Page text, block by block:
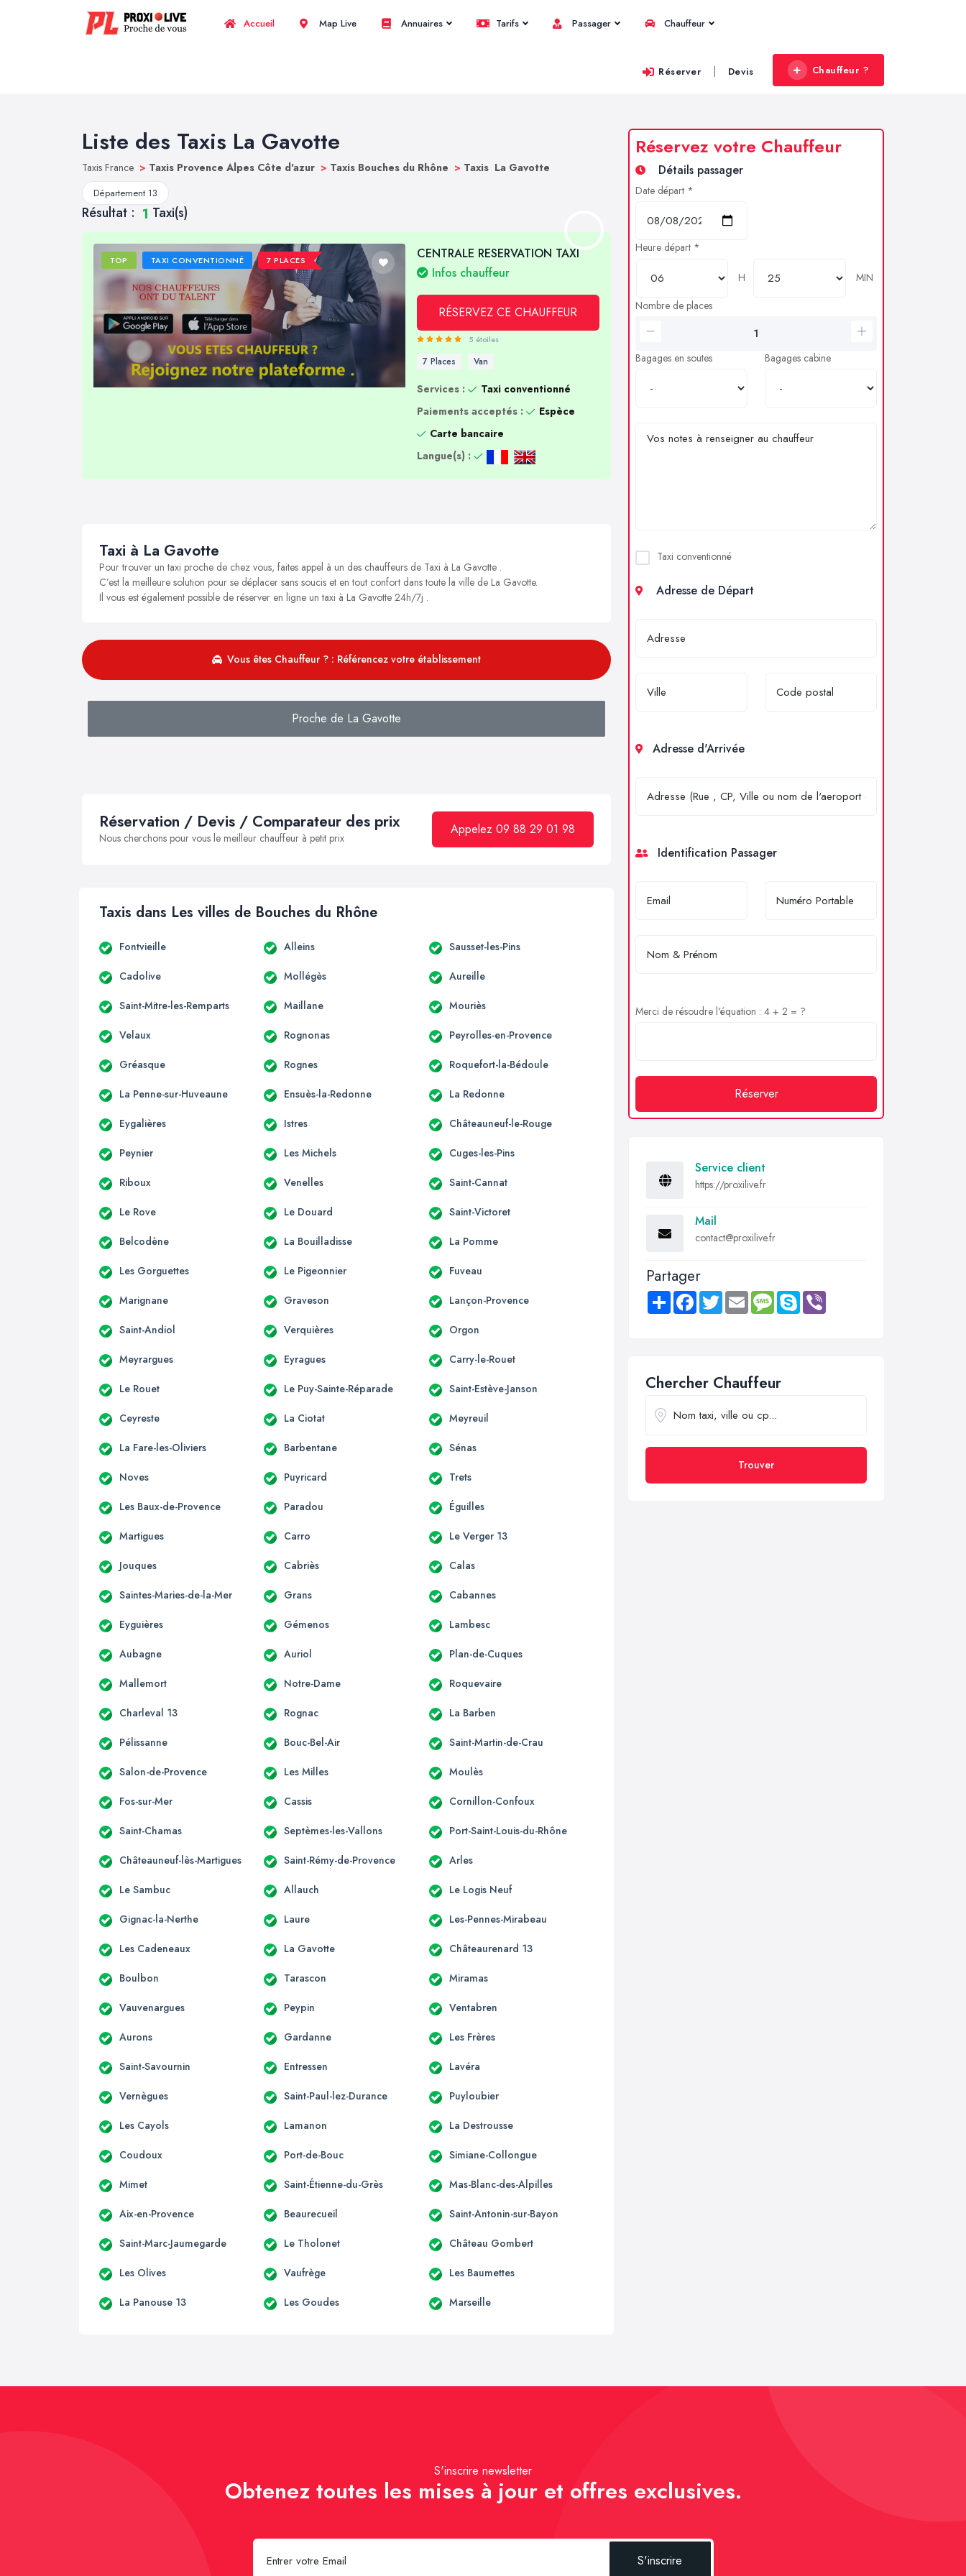
Accueil Map Live Annuaires Tarifs Passager Chauffeur
Réserver | Devis Chauffeur ?
Liste des Taxis La Gavotte
Taxis France > Taxis Provence Alpes Côte d'azur > Taxis Bouches du Rhône > Taxis La Gavotte
Département 13
Résultat : 1 Taxi(s)
TOP TAXI CONVENTIONNÉ 7 PLACES
CENTRALE RESERVATION TAXI
Infos chauffeur
RÉSERVEZ CE CHAUFFEUR
5 étoiles
7 Places Van
Services :
Taxi conventionné
Paiements acceptés :
Espèce
Carte bancaire
Langue(s) :
Taxi à La Gavotte
Pour trouver un taxi proche de chez vous, faites appel à un des chauffeurs de Taxi à La Gavotte .
C’est la meilleure solution pour se déplacer sans soucis et en tout confort dans toute la ville de La Gavotte.
Il vous est également possible de réserver en ligne un taxi à La Gavotte 24h/7j .
Vous êtes Chauffeur ? : Référencez votre établissement
Proche de La Gavotte
Réservation / Devis / Comparateur des prix
Nous cherchons pour vous le meilleur chauffeur à petit prix
Appelez 09 88 29 01 98
Taxis dans Les villes de Bouches du Rhône
Fontvieille Alleins Sausset-les-Pins
Cadolive Mollégès Aureille
Saint-Mitre-les-Remparts Maillane Mouriès
Velaux Rognonas Peyrolles-en-Provence
Gréasque Rognes Roquefort-la-Bédoule
La Penne-sur-Huveaune Ensuès-la-Redonne La Redonne
Eygalières Istres Châteauneuf-le-Rouge
Peynier Les Michels Cuges-les-Pins
Riboux Venelles Saint-Cannat
Le Rove Le Douard Saint-Victoret
Belcodène La Bouilladisse La Pomme
Les Gorguettes Le Pigeonnier Fuveau
Marignane Graveson Lançon-Provence
Saint-Andiol Verquières Orgon
Meyrargues Eyragues Carry-le-Rouet
Le Rouet Le Puy-Sainte-Réparade Saint-Estève-Janson
Ceyreste La Ciotat Meyreuil
La Fare-les-Oliviers Barbentane Sénas
Noves Puyricard Trets
Les Baux-de-Provence Paradou Éguilles
Martigues Carro Le Verger 13
Jouques Cabriès Calas
Saintes-Maries-de-la-Mer Grans Cabannes
Eyguières Gémenos Lambesc
Aubagne Auriol Plan-de-Cuques
Mallemort Notre-Dame Roquevaire
Charleval 13 Rognac La Barben
Pélissanne Bouc-Bel-Air Saint-Martin-de-Crau
Salon-de-Provence Les Milles Moulès
Fos-sur-Mer Cassis Cornillon-Confoux
Saint-Chamas Septèmes-les-Vallons Port-Saint-Louis-du-Rhône
Châteauneuf-lès-Martigues Saint-Rémy-de-Provence Arles
Le Sambuc Allauch Le Logis Neuf
Gignac-la-Nerthe Laure Les-Pennes-Mirabeau
Les Cadeneaux La Gavotte Châteaurenard 13
Boulbon Tarascon Miramas
Vauvenargues Peypin Ventabren
Aurons Gardanne Les Frères
Saint-Savournin Entressen Lavéra
Vernègues Saint-Paul-lez-Durance Puyloubier
Les Cayols Lamanon La Destrousse
Coudoux Port-de-Bouc Simiane-Collongue
Mimet Saint-Étienne-du-Grès Mas-Blanc-des-Alpilles
Aix-en-Provence Beaurecueil Saint-Antonin-sur-Bayon
Saint-Marc-Jaumegarde Le Tholonet Château Gombert
Les Olives Vaufrège Les Baumettes
La Panouse 13 Les Goudes Marseille
Réservez votre Chauffeur
Détails passager
Date départ *
Heure départ *
H
MIN
Nombre de places
Bagages en soutes Bagages cabine
Taxi conventionné
Adresse de Départ
Adresse d'Arrivée
Identification Passager
Merci de résoudre l'équation : 4 + 2 = ?
Réserver
Service client
https://proxilive.fr
Mail
contact@proxilive.fr
Partager
Share FacebookTwitter Email MessageSkype
Chercher Chauffeur
Trouver
S'inscrire newsletter
Obtenez toutes les mises à jour et offres exclusives.
S'inscrire